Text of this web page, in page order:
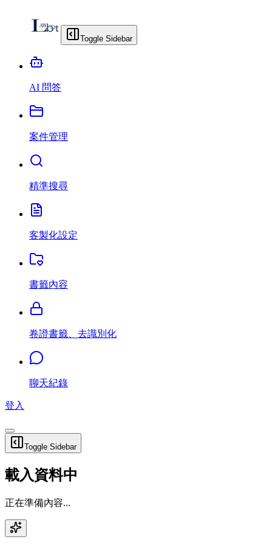
Toggle Sidebar
AI 問答
案件管理
精準搜尋
客製化設定
書籤內容
卷證書籤、去識別化
聊天紀錄
登入
Toggle Sidebar
載入資料中
正在準備內容...